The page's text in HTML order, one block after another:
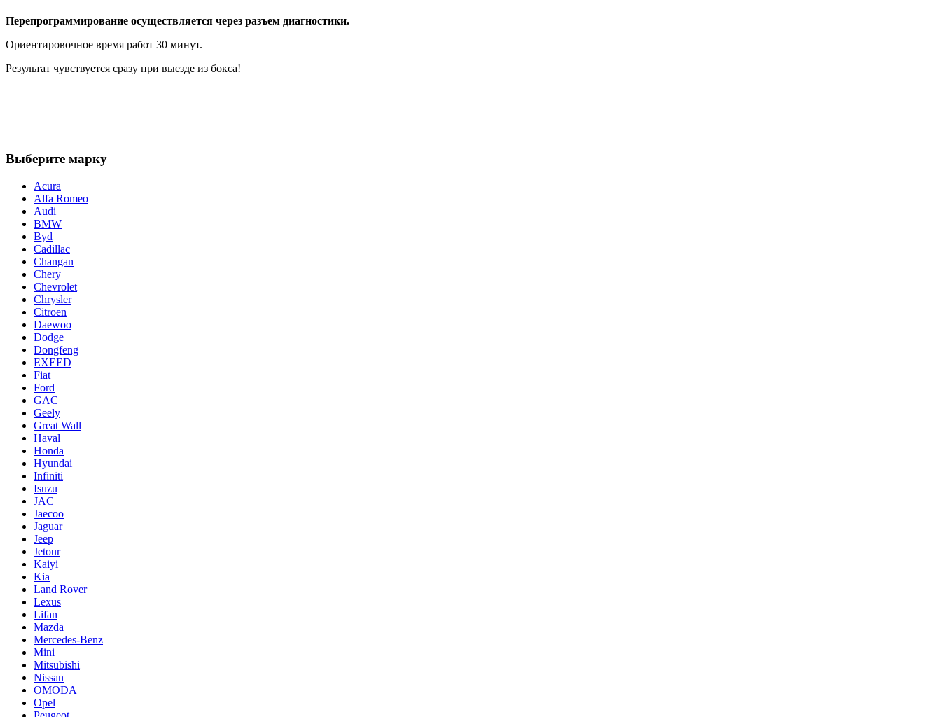
Перепрограммирование осуществляется через разъем диагностики.
Ориентировочное время работ 30 минут.
Результат чувствуется сразу при выезде из бокса!
Выберите марку
Acura
Alfa Romeo
Audi
BMW
Byd
Cadillac
Changan
Chery
Chevrolet
Chrysler
Citroen
Daewoo
Dodge
Dongfeng
EXEED
Fiat
Ford
GAC
Geely
Great Wall
Haval
Honda
Hyundai
Infiniti
Isuzu
JAC
Jaecoo
Jaguar
Jeep
Jetour
Kaiyi
Kia
Land Rover
Lexus
Lifan
Mazda
Mercedes-Benz
Mini
Mitsubishi
Nissan
OMODA
Opel